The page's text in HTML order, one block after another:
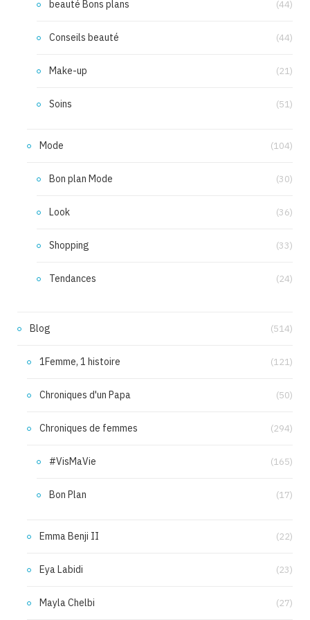
beauté Bons plans (44)
Conseils beauté (44)
Make-up (21)
Soins (51)
Mode (104)
Bon plan Mode (30)
Look (36)
Shopping (33)
Tendances (24)
Blog (514)
1Femme, 1 histoire (121)
Chroniques d'un Papa (50)
Chroniques de femmes (294)
#VisMaVie (165)
Bon Plan (17)
Emma Benji II (22)
Eya Labidi (23)
Mayla Chelbi (27)